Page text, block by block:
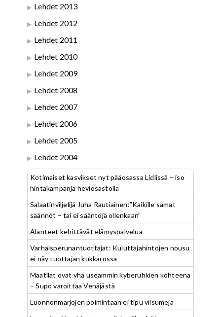
Lehdet 2013
Lehdet 2012
Lehdet 2011
Lehdet 2010
Lehdet 2009
Lehdet 2008
Lehdet 2007
Lehdet 2006
Lehdet 2005
Lehdet 2004
Kotimaiset kasvikset nyt pääosassa Lidlissä – iso
hintakampanja heviosastolla
Salaatinviljelijä Juha Rautiainen:”Kaikille samat
säännöt – tai ei sääntöjä ollenkaan”
Alanteet kehittävät elämyspalvelua
Varhaisperunantuottajat: Kuluttajahintojen nousu
ei näy tuottajan kukkarossa
Maatilat ovat yhä useammin kyberuhkien kohteena
– Supo varoittaa Venäjästä
Luonnonmarjojen poimintaan ei tipu viisumeja